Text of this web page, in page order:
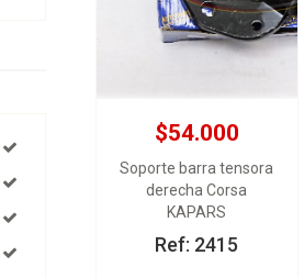
$54.000
Soporte barra tensora
derecha Corsa
KAPARS
Ref: 2415
$238.000
Amortiguador Del Izq Aveo
GABRIEL